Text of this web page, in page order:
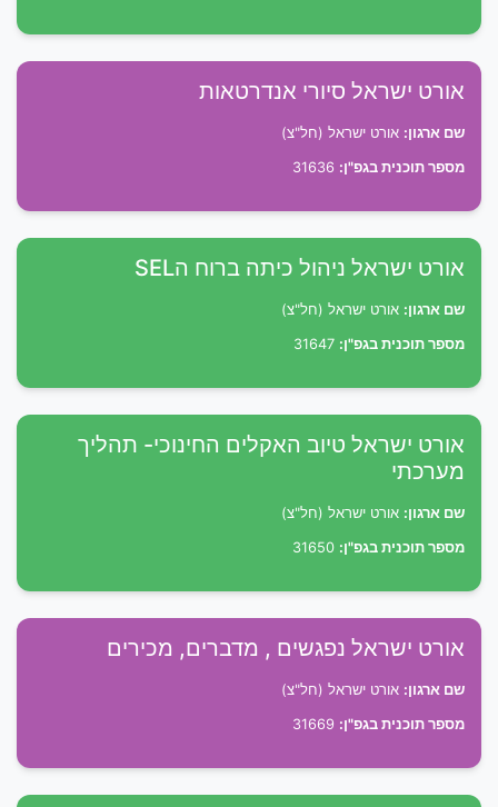
אורט ישראל סיורי אנדרטאות
שם ארגון: אורט ישראל (חל"צ)
מספר תוכנית בגפ"ן:
אורט ישראל ניהול כיתה ברוח הSEL
שם ארגון: אורט ישראל (חל"צ)
מספר תוכנית בגפ"ן:
אורט ישראל טיוב האקלים החינוכי- תהליך
מערכתי
שם ארגון: אורט ישראל (חל"צ)
מספר תוכנית בגפ"ן:
אורט ישראל נפגשים , מדברים, מכירים
שם ארגון: אורט ישראל (חל"צ)
מספר תוכנית בגפ"ן: